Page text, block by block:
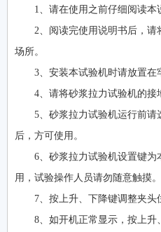
1、请在使用之前仔细阅读本
2、阅读完使用说明书后，
场所。
3、安装本试验机时请放置在
4、请将砂浆拉力试验机的接
5、砂浆拉力试验机运行前请
后，方可使用。
6、砂浆拉力试验机设置键
用，试验操作人员请勿随意触摸。
7、按上升、下降键调整夹头
8、如开机正常显示，按上